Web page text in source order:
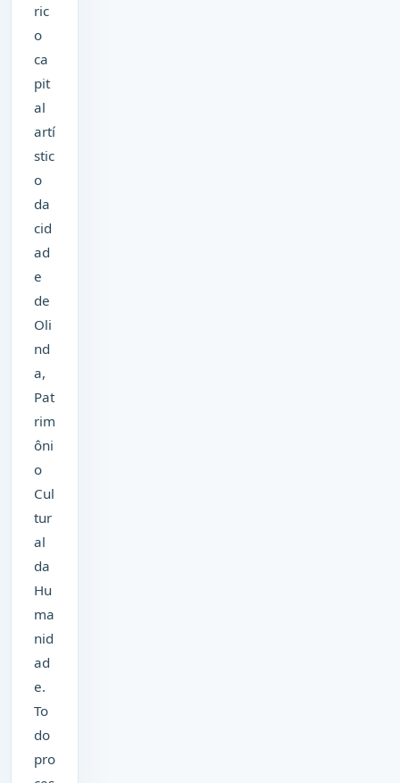
ric
o
ca
pit
al
artí
stic
o
da
cid
ad
e
de
Oli
nd
a,
Pat
rim
ôni
o
Cul
tur
al
da
Hu
ma
nid
ad
e.
To
do
pro